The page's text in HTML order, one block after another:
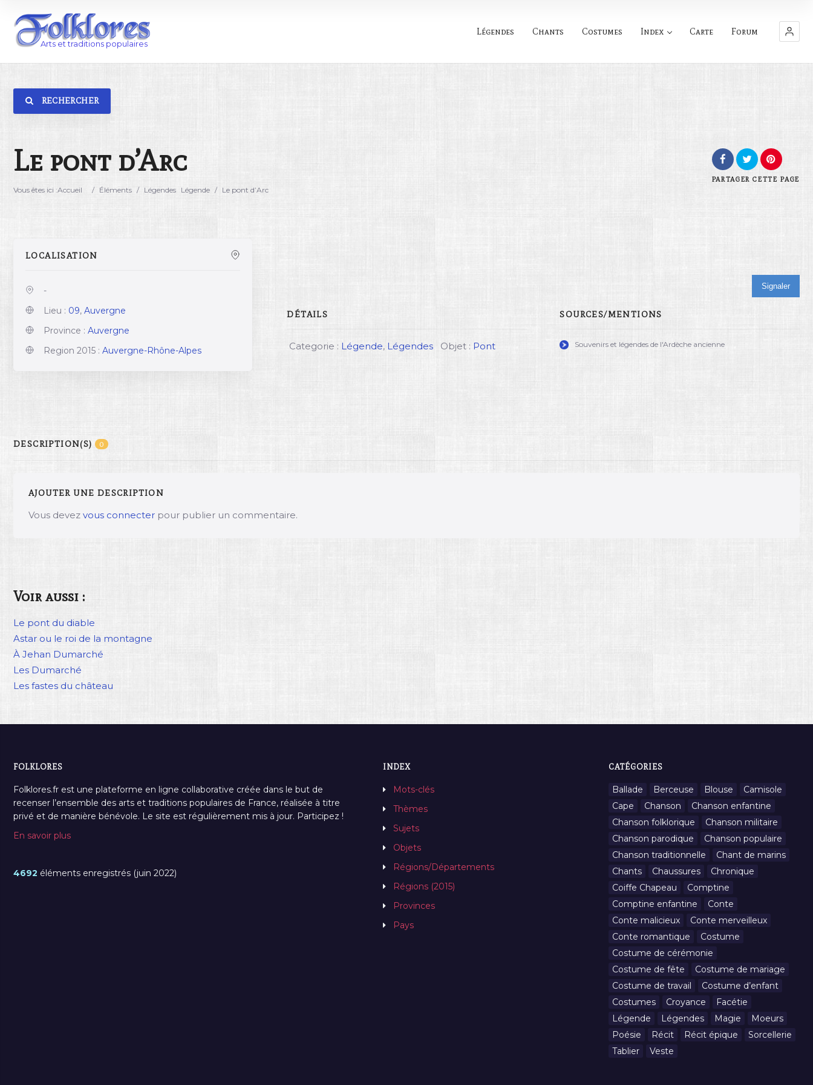
Légendes Chants Costumes Index Carte Forum
RECHERCHER
Le pont d’Arc
Vous êtes ici :Accueil / Éléments / Légendes Légende / Le pont d’Arc
PARTAGER CETTE PAGE
LOCALISATION
-
Lieu : 09, Auvergne
Province : Auvergne
Region 2015 : Auvergne-Rhône-Alpes
Signaler
DÉTAILS
Categorie : Légende, Légendes Objet : Pont
SOURCES/MENTIONS
Souvenirs et légendes de l'Ardèche ancienne
DESCRIPTION(S) 0
AJOUTER UNE DESCRIPTION
Vous devez vous connecter pour publier un commentaire.
Voir aussi :
Le pont du diable
Astar ou le roi de la montagne
À Jehan Dumarché
Les Dumarché
Les fastes du château
FOLKLORES
Folklores.fr est une plateforme en ligne collaborative créée dans le but de
recenser l’ensemble des arts et traditions populaires de France, réalisée à titre
privé et de manière bénévole. Le site est régulièrement mis à jour. Participez !
En savoir plus
4692 éléments enregistrés (juin 2022)
INDEX
Mots-clés
Thèmes
Sujets
Objets
Régions/Départements
Régions (2015)
Provinces
Pays
CATÉGORIES
Ballade Berceuse Blouse
Camisole
Cape
Chanson
Chanson enfantine
Chanson folklorique
Chanson militaire
Chanson parodique
Chanson populaire
Chanson traditionnelle
Chant de marins
Chants
Chaussures
Chronique
Coiffe Chapeau
Comptine
Comptine enfantine
Conte
Conte malicieux
Conte merveilleux
Conte romantique
Costume
Costume de cérémonie
Costume de fête
Costume de mariage
Costume de travail
Costume d’enfant
Costumes
Croyance
Facétie
Légende
Légendes Magie
Moeurs
Poésie
Récit Récit épique
Sorcellerie
Tablier
Veste